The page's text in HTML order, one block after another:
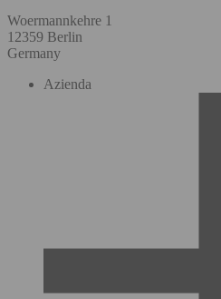
Woermannkehre 1
12359 Berlin
Germany
Azienda